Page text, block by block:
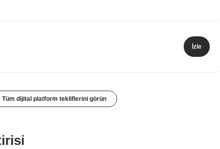
İzle
Tüm dijital platform tekliflerini görün